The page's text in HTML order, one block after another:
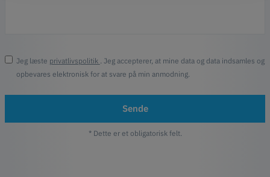
Jeg læste privatlivspolitik
. Jeg accepterer, at mine data og data indsamles og
opbevares elektronisk for at svare på min anmodning.
Sende
* Dette er et obligatorisk felt.